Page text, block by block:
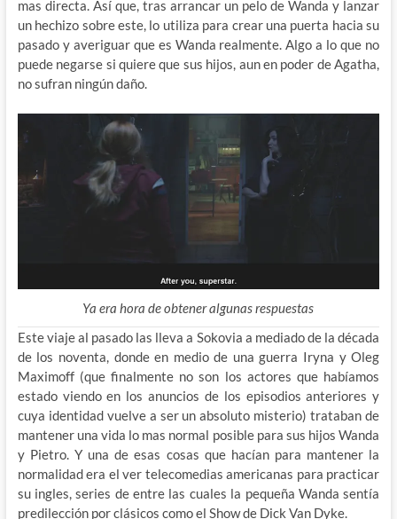
mas directa. Así que, tras arrancar un pelo de Wanda y lanzar
un hechizo sobre este, lo utiliza para crear una puerta hacia su
pasado y averiguar que es Wanda realmente. Algo a lo que no
puede negarse si quiere que sus hijos, aun en poder de Agatha,
no sufran ningún daño.
Ya era hora de obtener algunas respuestas
Este viaje al pasado las lleva a Sokovia a mediado de la década
de los noventa, donde en medio de una guerra Iryna y Oleg
Maximoff (que finalmente no son los actores que habíamos
estado viendo en los anuncios de los episodios anteriores y
cuya identidad vuelve a ser un absoluto misterio) trataban de
mantener una vida lo mas normal posible para sus hijos Wanda
y Pietro. Y una de esas cosas que hacían para mantener la
normalidad era el ver telecomedias americanas para practicar
su ingles, series de entre las cuales la pequeña Wanda sentía
predilección por clásicos como el Show de Dick Van Dyke.